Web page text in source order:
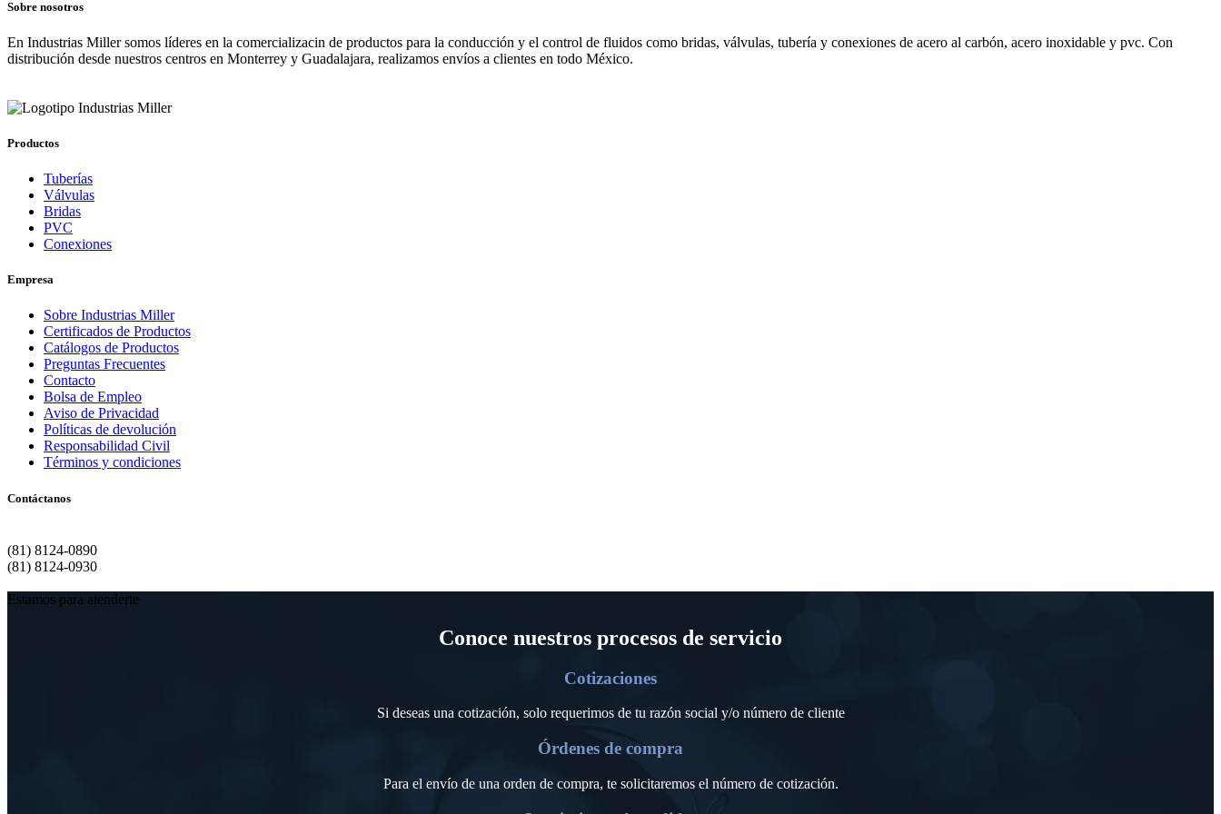
Sobre nosotros
En Industrias Miller somos líderes en la comercializacin de productos para la conducción y el control de fluidos como bridas, válvulas, tubería y conexiones de acero al carbón, acero inoxidable y pvc. Con
distribución desde nuestros centros en Monterrey y Guadalajara, realizamos envíos a clientes en todo México.
Productos
Tuberías
Válvulas
Bridas
PVC
Conexiones
Empresa
Sobre Industrias Miller
Certificados de Productos
Catálogos de Productos
Preguntas Frecuentes
Contacto
Bolsa de Empleo
Aviso de Privacidad
Políticas de devolución
Responsabilidad Civil
Términos y condiciones
Contáctanos
(81) 8124-0890
(81) 8124-0930
Estamos para atenderte
Conoce nuestros procesos de servicio
Cotizaciones
Si deseas una cotización, solo requerimos de tu razón social y/o número de cliente
Órdenes de compra
Para el envío de una orden de compra, te solicitaremos el número de cotización.